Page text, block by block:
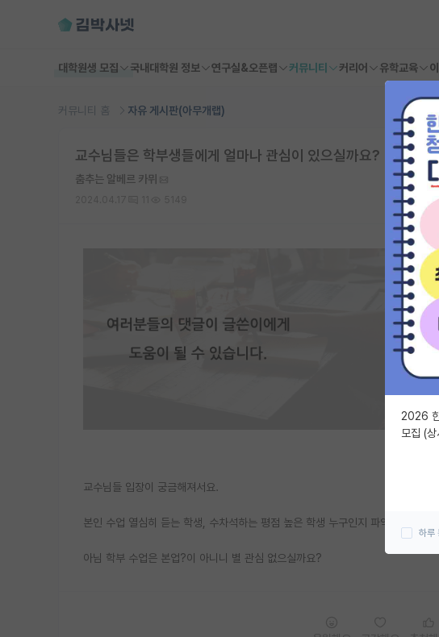
대학원생 모집 국내대학원 정보 연구실&오픈랩 커뮤니티 커리어 유학교육
커뮤니티 홈 자유 게시판(아무개랩)
교수님들은 학부생들에게 얼마나 관심이 있으실까요?
춤추는 알베르 카뮈
교수님들 입장이 궁금해져서요.
본인 수업 열심히 듣는 학생, 수차석하는 평점 높은 학생 누구인지 파악하고 계실까
아님 학부 수업은 본업?이 아니니 별 관심 없으실까요?
2026
모집 (
하루